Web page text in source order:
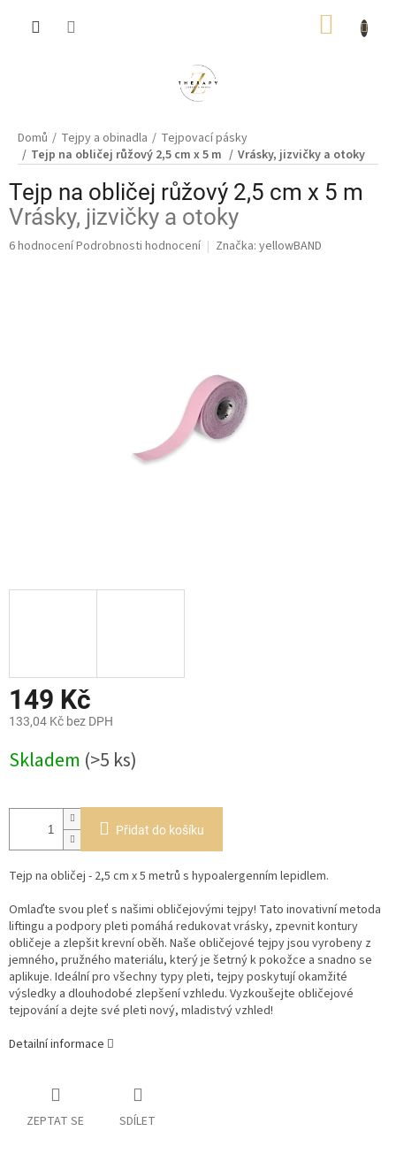
Domů Tejpy a obinadla
Tejpovací pásky
Tejp na obličej růžový 2,5 cm x 5 m
Vrásky, jizvičky a otoky
Tejp na obličej růžový 2,5 cm x 5 m
Vrásky, jizvičky a otoky
Průměrné
6 hodnoceníPodrobnosti hodnocení Značka: yellowBAND
149 Kč
133,04 Kč bez DPH
cena:
Skladem (>5 ks)
Přidat do košíku
Tejp na obličej - 2,5 cm x 5 metrů s hypoalergenním lepidlem.
Omlaďte svou pleť s našimi obličejovými tejpy! Tato inovativní metoda
liftingu a podpory pleti pomáhá redukovat vrásky, zpevnit kontury
obličeje a zlepšit krevní oběh. Naše obličejové tejpy jsou vyrobeny z
jemného, pružného materiálu, který je šetrný k pokožce a snadno se
aplikuje. Ideální pro všechny typy pleti, tejpy poskytují okamžité
výsledky a dlouhodobé zlepšení vzhledu. Vyzkoušejte obličejové
tejpování a dejte své pleti nový, mladistvý vzhled!
Detailní informace
ZEPTAT SE SDÍLET